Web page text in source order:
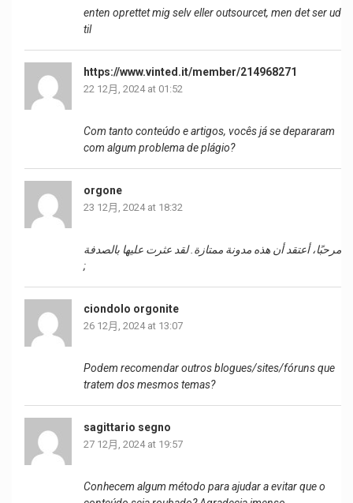
enten oprettet mig selv eller outsourcet, men det ser ud
til
https://www.vinted.it/member/214968271
22 12月, 2024 at 01:52
Com tanto conteúdo e artigos, vocês já se depararam
com algum problema de plágio?
orgone
23 12月, 2024 at 18:32
مرحبًا، أعتقد أن هذه مدونة ممتازة. لقد عثرت عليها بالصدفة
;
ciondolo orgonite
26 12月, 2024 at 13:07
Podem recomendar outros blogues/sites/fóruns que
tratem dos mesmos temas?
sagittario segno
27 12月, 2024 at 19:57
Conhecem algum método para ajudar a evitar que o